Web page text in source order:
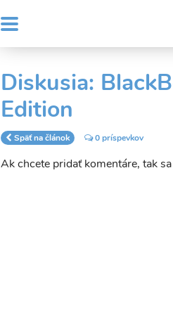
MENU
Header
menu
User
account
Diskusia:
Edition
Späť na článok 0 príspevkov
Ak chcete pridať komentáre, tak